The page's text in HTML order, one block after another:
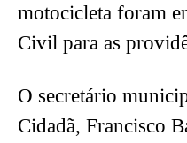
motocicleta foram
Civil para as
O secretário
Cidadã, Francisco